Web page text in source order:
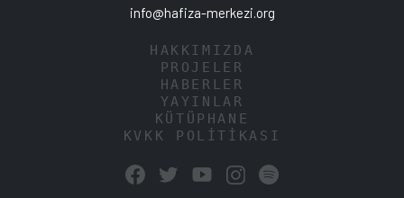
info@hafiza-merkezi.org
HAKKIMIZDA
PROJELER
HABERLER
YAYINLAR
KÜTÜPHANE
KVKK POLİTİKASI